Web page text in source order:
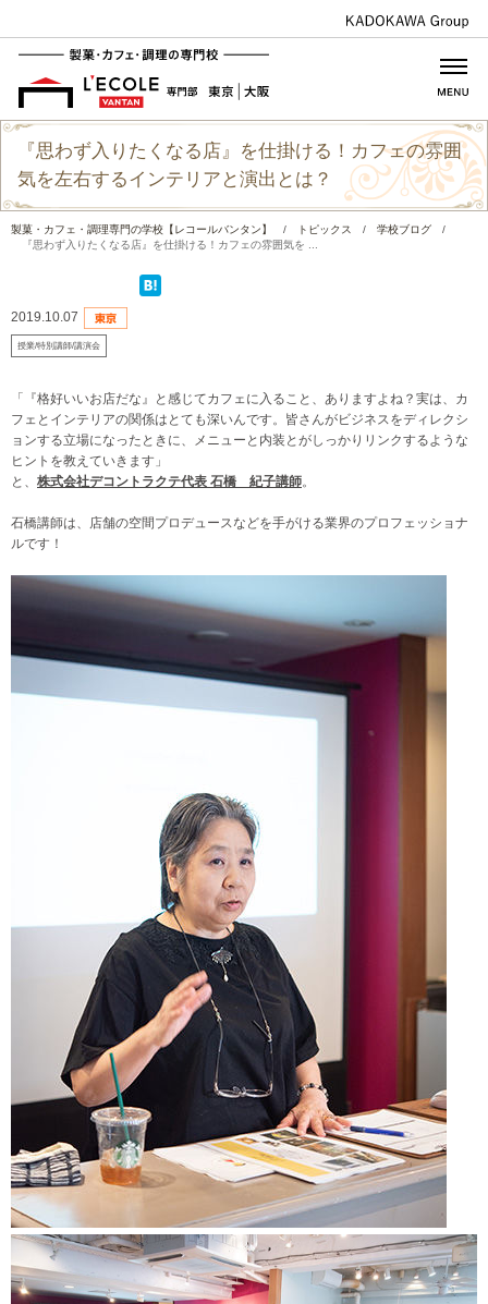
『思わず入りたくなる店』を仕掛ける！カフェの雰囲
気を左右するインテリアと演出とは？
製菓・カフェ・調理専門の学校【レコールバンタン】 / トピックス / 学校ブログ
/
『思わず入りたくなる店』を仕掛ける！カフェの雰囲気を ...
2019.10.07
授業/特別講師/講演会
「『格好いいお店だな』と感じてカフェに入ること、ありますよね？実は、カ
フェとインテリアの関係はとても深いんです。皆さんがビジネスをディレクシ
ョンする立場になったときに、メニューと内装とがしっかりリンクするような
ヒントを教えていきます」
と、 株式会社デコントラクテ代表 石橋 紀子講師。
石橋講師は、店舗の空間プロデュースなどを手がける業界のプロフェッショナ
ルです！